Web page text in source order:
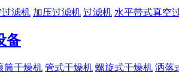
滤机 加压过滤机 过滤机 水平带式真空
备
筒干燥机 管式干燥机 螺旋式干燥机 洒落